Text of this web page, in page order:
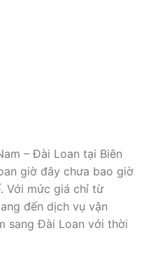
– Đài Loan tại Biên
giờ đây chưa bao giờ
Với mức giá chỉ từ
đến dịch vụ vận
sang Đài Loan với thời